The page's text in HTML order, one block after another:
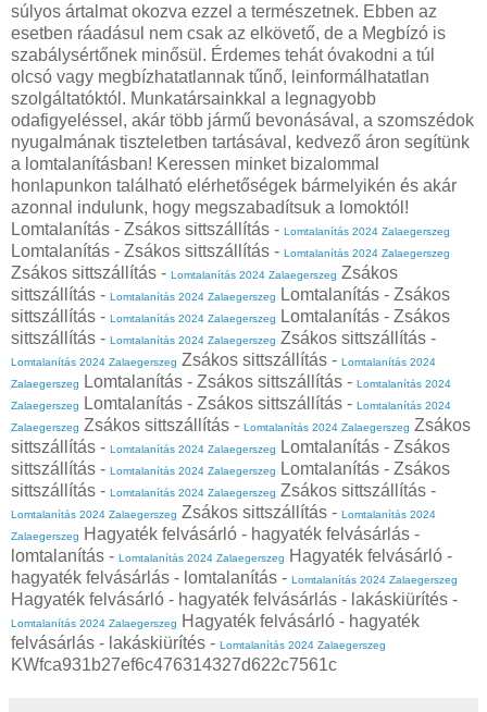
súlyos ártalmat okozva ezzel a természetnek. Ebben az
esetben ráadásul nem csak az elkövető, de a Megbízó is
szabálysértőnek minősül. Érdemes tehát óvakodni a túl
olcsó vagy megbízhatatlannak tűnő, leinformálhatatlan
szolgáltatóktól. Munkatársainkkal a legnagyobb
odafigyeléssel, akár több jármű bevonásával, a szomszédok
nyugalmának tiszteletben tartásával, kedvező áron segítünk
a lomtalanításban! Keressen minket bizalommal
honlapunkon található elérhetőségek bármelyikén és akár
azonnal indulunk, hogy megszabadítsuk a lomoktól!
Lomtalanítás - Zsákos sittszállítás - Lomtalanítás 2024 Zalaegerszeg
Lomtalanítás - Zsákos sittszállítás - Lomtalanítás 2024 Zalaegerszeg
Zsákos sittszállítás - Lomtalanítás 2024 Zalaegerszeg Zsákos
sittszállítás - Lomtalanítás 2024 Zalaegerszeg
Lomtalanítás - Zsákos
sittszállítás - Lomtalanítás 2024 Zalaegerszeg
Lomtalanítás - Zsákos
sittszállítás - Lomtalanítás 2024 Zalaegerszeg Zsákos sittszállítás -
Lomtalanítás 2024 Zalaegerszeg Zsákos sittszállítás - Lomtalanítás 2024
Zalaegerszeg
Lomtalanítás - Zsákos sittszállítás - Lomtalanítás 2024
Zalaegerszeg
Lomtalanítás - Zsákos sittszállítás - Lomtalanítás 2024
Zalaegerszeg Zsákos sittszállítás - Lomtalanítás 2024 Zalaegerszeg Zsákos
sittszállítás - Lomtalanítás 2024 Zalaegerszeg
Lomtalanítás - Zsákos
sittszállítás - Lomtalanítás 2024 Zalaegerszeg
Lomtalanítás - Zsákos
sittszállítás - Lomtalanítás 2024 Zalaegerszeg Zsákos sittszállítás -
Lomtalanítás 2024 Zalaegerszeg Zsákos sittszállítás - Lomtalanítás 2024
Zalaegerszeg
Hagyaték felvásárló - hagyaték felvásárlás -
lomtalanítás - Lomtalanítás 2024 Zalaegerszeg
Hagyaték felvásárló -
hagyaték felvásárlás - lomtalanítás - Lomtalanítás 2024 Zalaegerszeg
Hagyaték felvásárló - hagyaték felvásárlás - lakáskiürítés -
Lomtalanítás 2024 Zalaegerszeg
Hagyaték felvásárló - hagyaték
felvásárlás - lakáskiürítés - Lomtalanítás 2024 Zalaegerszeg
KWfca931b27ef6c476314327d622c7561c